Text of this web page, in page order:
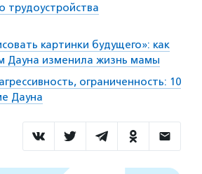
трудоустройства
картинки будущего»: как
Дауна изменила жизнь мамы
ограниченность: 10
Дауна